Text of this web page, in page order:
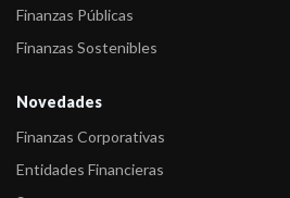
Finanzas Públicas
Finanzas Sostenibles
Novedades
Finanzas Corporativas
Entidades Financieras